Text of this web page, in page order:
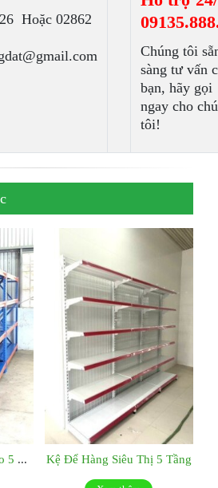
Hoặc 02862
Chúng tôi
sàng tư vấn
bạn, hãy gọi
ngay cho
tôi!
Kệ Để Hàng Trong Kho 5 Tầng Kệ Để Hàng Siêu Thị 5 Tầng